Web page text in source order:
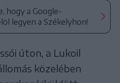
hogy a Google-
legyen a Székelyhon!
úton, a Lukoil
közelében